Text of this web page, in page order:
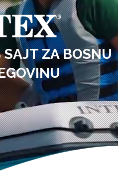
ZA BOSNU